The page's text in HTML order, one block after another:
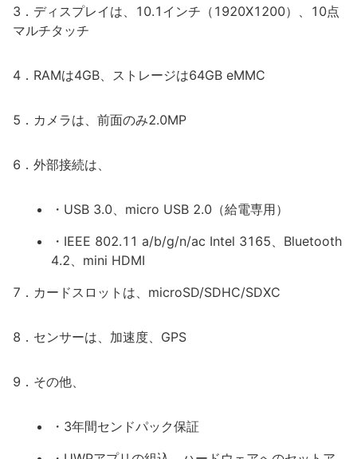
3．ディスプレイは、10.1インチ（1920X1200）、10点
マルチタッチ
4．RAMは4GB、ストレージは64GB eMMC
5．カメラは、前面のみ2.0MP
6．外部接続は、
・USB 3.0、micro USB 2.0（給電専用）
・IEEE 802.11 a/b/g/n/ac Intel 3165、Bluetooth
4.2、mini HDMI
7．カードスロットは、microSD/SDHC/SDXC
8．センサーは、加速度、GPS
9．その他、
・3年間センドパック保証